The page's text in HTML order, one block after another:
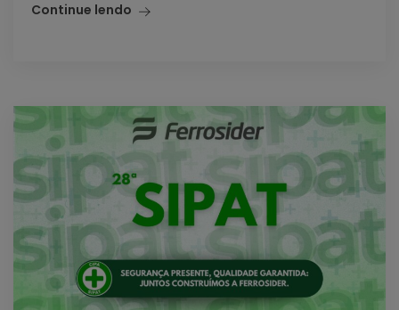
Continue lendo